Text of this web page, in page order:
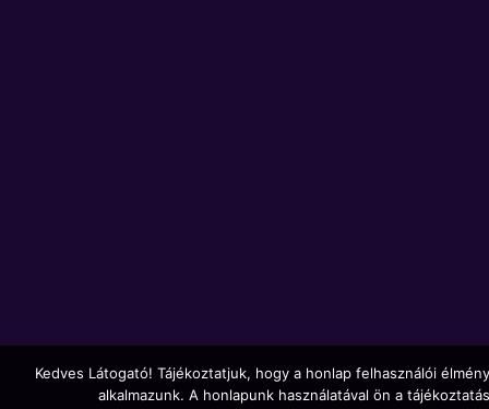
Kedves Látogató! Tájékoztatjuk, hogy a honlap felhasználói
alkalmazunk. A honlapunk használatával ön a